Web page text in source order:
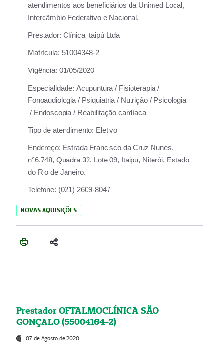
atendimentos aos beneficiários da Unimed Local,
Intercâmbio Federativo e Nacional.
Prestador: Clínica Itaipú Ltda
Matrícula: 51004348-2
Vigência: 01/05/2020
Especialidade: Acupuntura / Fisioterapia /
Fonoaudiologia / Psiquiatria / Nutrição / Psicologia
/ Endoscopia / Reabilitação cardíaca
Tipo de atendimento: Eletivo
Endereço: Estrada Francisco da Cruz Nunes,
n°6.748, Quadra 32, Lote 09, Itaipu, Niterói, Estado
do Rio de Janeiro.
Telefone: (021) 2609-8047
NOVAS AQUISIÇÕES
Prestador OFTALMOCLÍNICA SÃO
GONÇALO (55004164-2)
07 de Agosto de 2020